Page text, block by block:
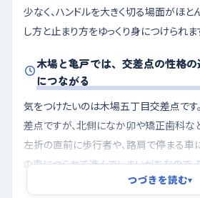
少なく、ハンドルを大きく切る場面がほと
し方と止まり方をゆっくり身につけられま
木場と亀戸では、交差点の性格
につながる
気をつけたいのは木場五丁目交差点です
差点ですが、北側になか卯や矯正歯科な
左折の直前に歩行者や、路肩で停まる車
の車につられて進んでしまいがちなので
クセルをゆるめる癖をつけておくと安心で
つづきを読む▾